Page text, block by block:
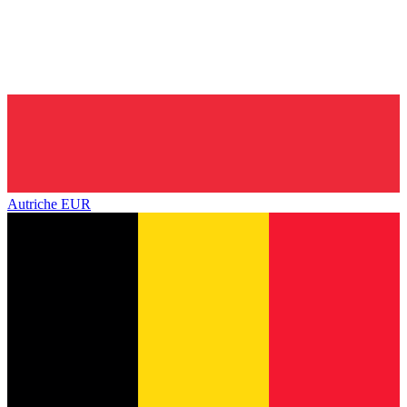
Autriche EUR